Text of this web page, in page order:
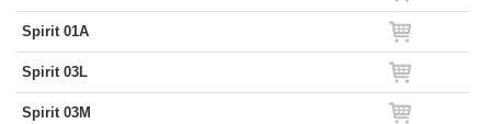
Spirit 01A
Spirit 03L
Spirit 03M